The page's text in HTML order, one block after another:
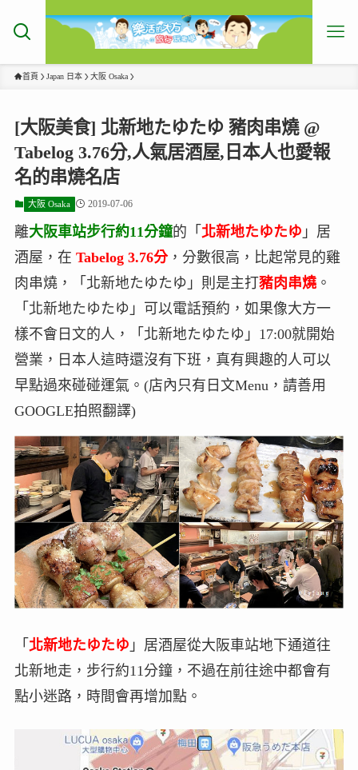
首頁 Japan 日本 大阪 Osaka
[大阪美食] 北新地たゆたゆ 豬肉串燒 @
Tabelog 3.76分,人氣居酒屋,日本人也愛報
名的串燒名店
大阪 Osaka 2019-07-06
離大阪車站步行約11分鐘的「 北新地たゆたゆ 」居
酒屋，在 Tabelog 3.76分，分數很高，比起常見的雞
肉串燒，「北新地たゆたゆ」則是主打豬肉串燒。
「北新地たゆたゆ」可以電話預約，如果像大方一
樣不會日文的人，「北新地たゆたゆ」17:00就開始
營業，日本人這時還沒有下班，真有興趣的人可以
早點過來碰碰運氣。(店內只有日文Menu，請善用
GOOGLE拍照翻譯)
「 北新地たゆたゆ 」居酒屋從大阪車站地下通道往
北新地走，步行約11分鐘，不過在前往途中都會有
點小迷路，時間會再增加點。